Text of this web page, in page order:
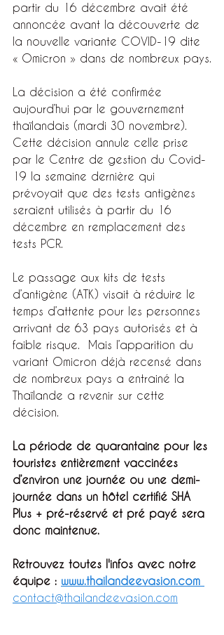
partir du 16 décembre avait été
annoncée avant la découverte de
la nouvelle variante COVID-19 dite
« Omicron » dans de nombreux pays.
La décision a été confirmée
aujourd’hui par le gouvernement
thaïlandais (mardi 30 novembre).
Cette décision annule celle prise
par le Centre de gestion du Covid-
19 la semaine dernière qui
prévoyait que des tests antigènes
seraient utilisés à partir du 16
décembre en remplacement des
tests PCR.
Le passage aux kits de tests
d’antigène (ATK) visait à réduire le
temps d’attente pour les personnes
arrivant de 63 pays autorisés et à
faible risque.  Mais l’apparition du
variant Omicron déjà recensé dans
de nombreux pays a entrainé la
Thaïlande a revenir sur cette
décision.
La période de quarantaine pour les
touristes entièrement vaccinées
d’environ une journée ou une demi-
journée dans un hôtel certifié SHA
Plus + pré-réservé et pré payé sera
donc maintenue.
Retrouvez toutes l'infos avec notre
équipe : www.thailandeevasion.com
contact@thailandeevasion.com